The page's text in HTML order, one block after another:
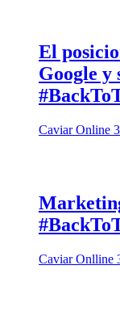
El
Google y
Caviar Online
Caviar Onlline